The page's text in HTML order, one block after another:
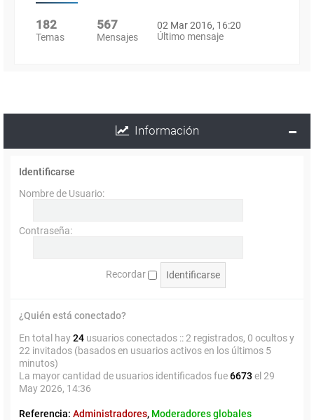
182
Temas
567
Mensajes
02 Mar 2016, 16:20
Último mensaje
Información
Identificarse
Nombre de Usuario:
Contraseña:
Recordar
¿Quién está conectado?
En total hay24 usuarios conectados :: 2 registrados, 0 ocultos y
22 invitados (basados en usuarios activos en los últimos 5
minutos)
La mayor cantidad de usuarios identificados fue6673 el 29
May 2026, 14:36
Referencia: Administradores, Moderadores globales